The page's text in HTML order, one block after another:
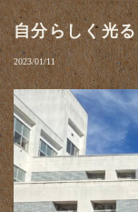
自分らしく光る
2023/01/11